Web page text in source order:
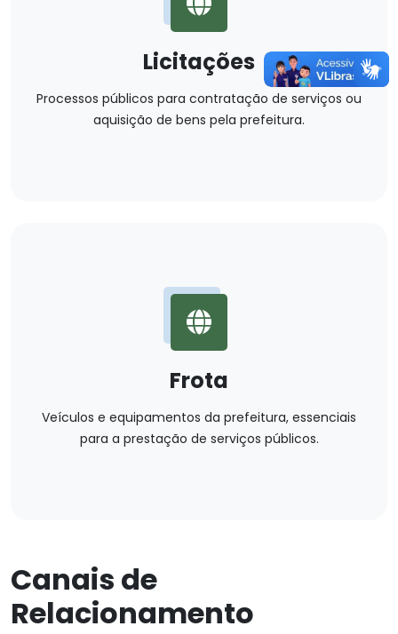
Licitações
Processos públicos para contratação de serviços ou
aquisição de bens pela prefeitura.
Frota
Veículos e equipamentos da prefeitura, essenciais
para a prestação de serviços públicos.
Canais de
Relacionamento